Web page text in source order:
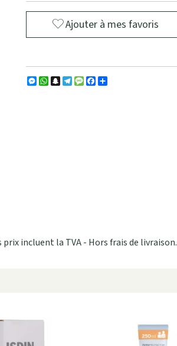
Ajouter à mes favoris
Messenger
WhatsApp
Snapchat
Telegram
MessageFacebook
incluent la TVA - Hors frais de livraison.